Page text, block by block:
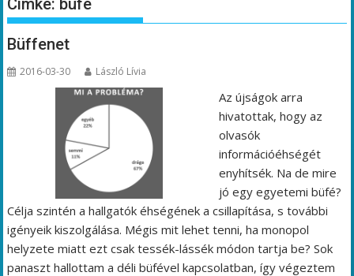
Címke: büfé
Büffenet
2016-03-30 László Lívia
Az újságok arra
hivatottak, hogy az
olvasók
információéhségét
enyhítsék. Na de mire
jó egy egyetemi büfé?
Célja szintén a hallgatók éhségének a csillapítása, s további
igényeik kiszolgálása. Mégis mit lehet tenni, ha monopol
helyzete miatt ezt csak tessék-lássék módon tartja be? Sok
panaszt hallottam a déli büfével kapcsolatban, így végeztem